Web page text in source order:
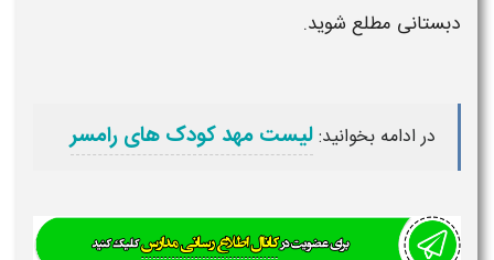
دبستانیمطلع شوید.
در ادامه بخوانید:لیست مهد کودک های رامسر